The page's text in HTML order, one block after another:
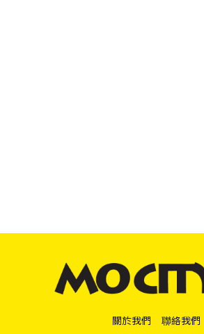
關於我們 聯絡我們